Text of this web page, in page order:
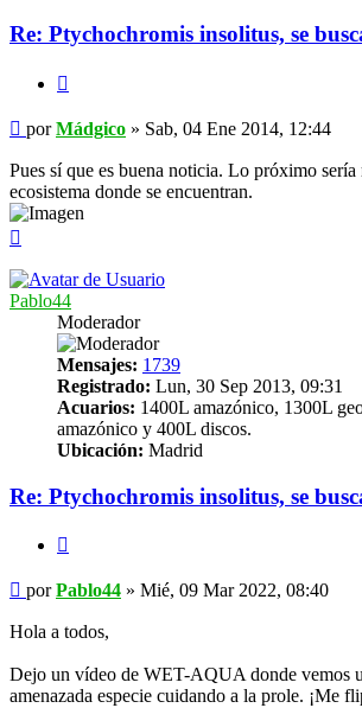
Re: Ptychochromis insolitus, se
Mensaje
porMádgico » Sab, 04 Ene 2014, 12:44
Pues sí que es buena noticia. Lo próximo sería
ecosistema donde se encuentran.
Pablo44
Moderador
Mensajes: 1739
Registrado: Lun, 30 Sep 2013, 09:31
Acuarios: 1400L amazónico, 1300L
amazónico y 400L discos.
Ubicación: Madrid
Re: Ptychochromis insolitus, se
Mensaje
porPablo44 » Mié, 09 Mar 2022, 08:40
Hola a todos,
Dejo un vídeo de WET-AQUA donde vemos
amenazada especie cuidando a la prole. ¡Me